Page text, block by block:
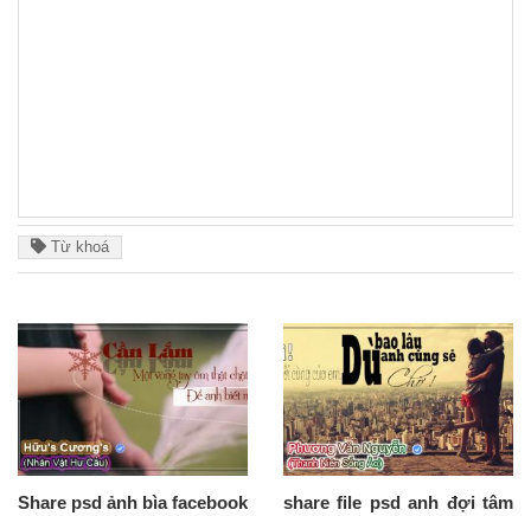
Từ khoá
Share psd ảnh bìa facebook
share file psd anh đợi tâm